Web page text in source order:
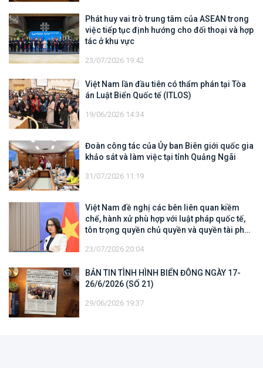
Phát huy vai trò trung tâm của ASEAN trong
việc tiếp tục định hướng cho đối thoại và hợp
tác ở khu vực
23/07/2026 19:42
Việt Nam lần đầu tiên có thẩm phán tại Tòa
án Luật Biển Quốc tế (ITLOS)
19/06/2026 14:34
Đoàn công tác của Ủy ban Biên giới quốc gia
khảo sát và làm việc tại tỉnh Quảng Ngãi
31/07/2026 11:19
Việt Nam đề nghị các bên liên quan kiềm
chế, hành xử phù hợp với luật pháp quốc tế,
tôn trọng quyền chủ quyền và quyền tài phán
địa của quốc gia ven biển
23/07/2026 20:04
BẢN TIN TÌNH HÌNH BIỂN ĐÔNG NGÀY 17-
26/6/2026 (SỐ 21)
29/06/2026 19:37